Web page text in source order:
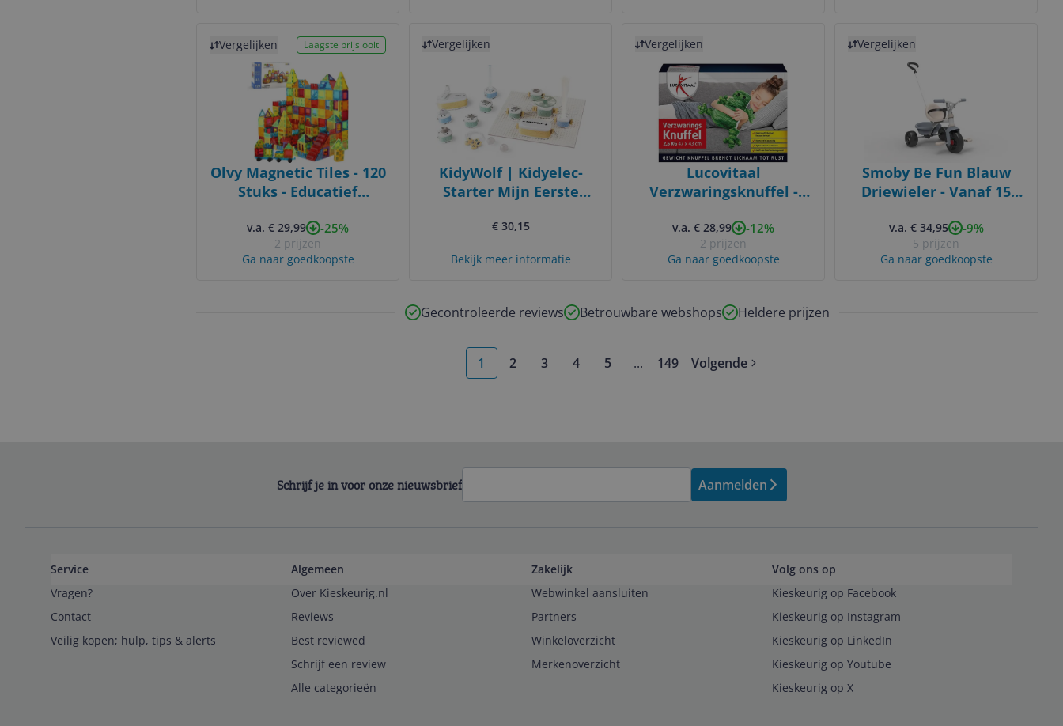
Vergelijken Laagste prijs ooit
Olvy Magnetic Tiles - 120
Stuks - Educatief
Kinderen (3-9 jaar) -
Magnetische Tegels,
Auto's, Montessori,
v.a. € 29,99 -25%
2 prijzen
Ga naar goedkoopste
Vergelijken
KidyWolf | Kidyelec-
Starter Mijn Eerste
€ 30,15
Bekijk meer informatie
Vergelijken
Lucovitaal
Verzwaringsknuffel -
v.a. € 28,99 -12%
2 prijzen
Ga naar goedkoopste
Vergelijken
Smoby Be Fun Blauw
Driewieler - Vanaf 15
Duwstang
v.a. € 34,95 -9%
5 prijzen
Ga naar goedkoopste
Gecontroleerde reviews Betrouwbare webshops Heldere prijzen
1 2 3 4 5 ...More pages
149 Volgende
Schrijf je in voor onze nieuwsbrief Aanmelden
Service
Vragen?
Contact
Veilig kopen; hulp, tips & alerts
Algemeen
Over Kieskeurig.nl
Reviews
Best reviewed
Schrijf een review
Alle categorieën
Zakelijk
Webwinkel aansluiten
Partners
Winkeloverzicht
Merkenoverzicht
Volg ons op
Kieskeurig op Facebook
Kieskeurig op Instagram
Kieskeurig op LinkedIn
Kieskeurig op Youtube
Kieskeurig op X